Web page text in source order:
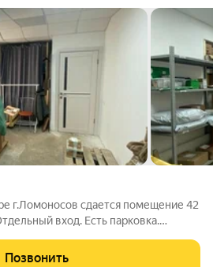
г.Ломоносов сдается помещение 42
вход. Есть парковка.
в собственности арендодателя.
Позвонить